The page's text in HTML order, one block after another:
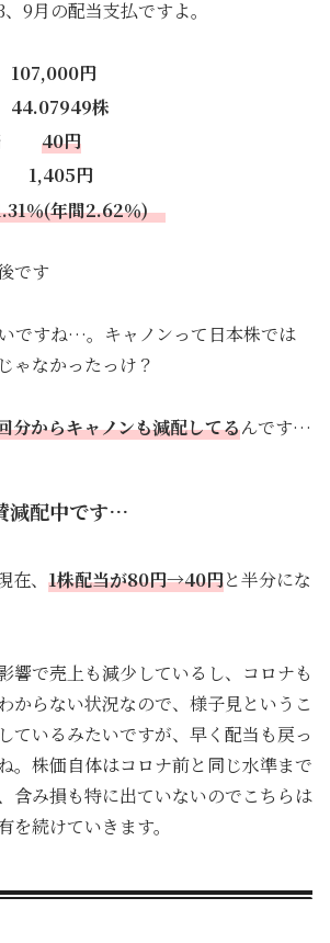
9月の配当支払ですよ。
円
株
当40円
円
％(年間2.62％)
です
ですね…。キャノンって日本株では
ゃなかったっけ？
分からキャノンも減配してるんです…
減配中です…
、 1株配当が80円→40円と半分にな
響で売上も減少しているし、コロナも
からない状況なので、様子見というこ
ているみたいですが、早く配当も戻っ
。株価自体はコロナ前と同じ水準まで
含み損も特に出ていないのでこちらは
続けていきます。